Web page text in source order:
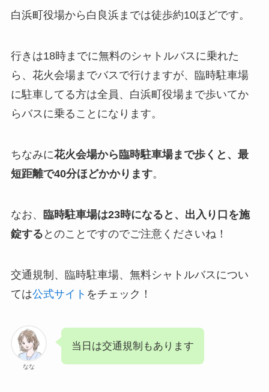
白浜町役場から白良浜までは徒歩約10ほどです。
行きは18時までに無料のシャトルバスに乗れた
ら、花火会場までバスで行けますが、臨時駐車場
に駐車してる方は全員、白浜町役場まで歩いてか
らバスに乗ることになります。
ちなみに花火会場から臨時駐車場まで歩くと、最
短距離で40分ほどかかります。
なお、
臨時駐車場は23時になると、出入り口を施
錠する とのことですのでご注意くださいね！
交通規制、臨時駐車場、無料シャトルバスについ
ては公式サイト をチェック！
なな
当日は交通規制もあります